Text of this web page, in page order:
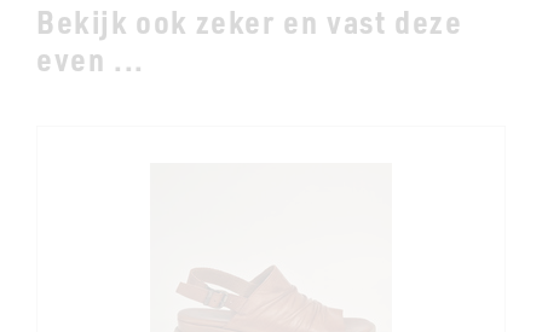
Bekijk ook zeker en vast deze
even ...